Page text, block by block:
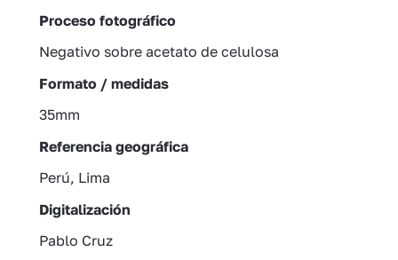
Proceso fotográfico
Negativo sobre acetato de celulosa
Formato / medidas
35mm
Referencia geográfica
Perú, Lima
Digitalización
Pablo Cruz